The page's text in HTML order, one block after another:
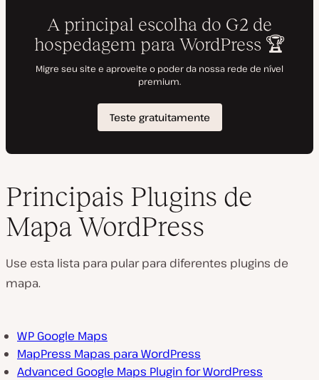
Principais Plugins de
Mapa WordPress
Use esta lista para pular para diferentes plugins de
mapa.
WP Google Maps
MapPress Mapas para WordPress
Advanced Google Maps Plugin for WordPress